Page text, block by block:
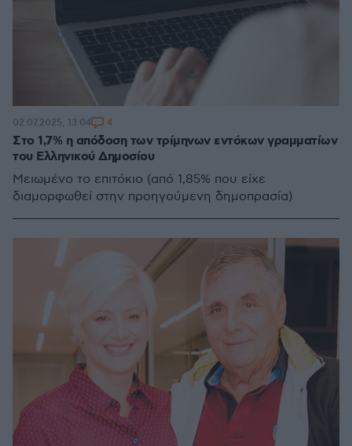
Στο 1,7% η απόδοση των τρίμηνων εντόκων γραμματίων
του Ελληνικού Δημοσίου
Μειωμένο το επιτόκιο (από 1,85% που είχε
διαμορφωθεί στην προηγούμενη δημοπρασία)
02.07.2025, 13:04 4